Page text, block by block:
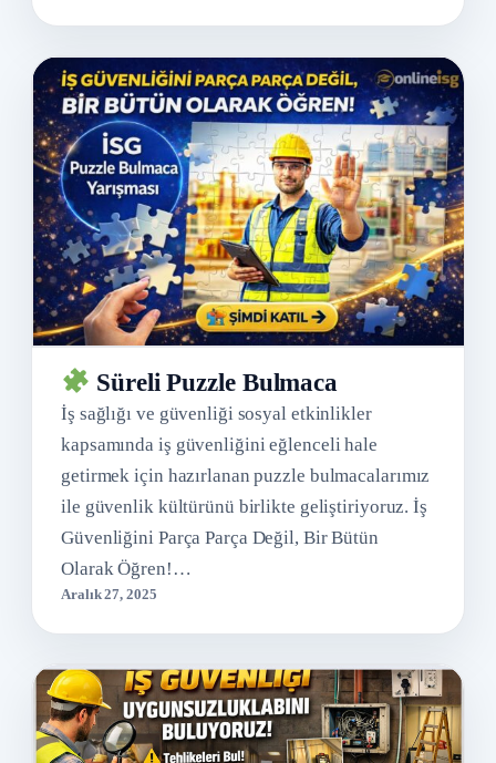
Süreli Puzzle Bulmaca
İş sağlığı ve güvenliği sosyal etkinlikler
kapsamında iş güvenliğini eğlenceli hale
getirmek için hazırlanan puzzle bulmacalarımız
ile güvenlik kültürünü birlikte geliştiriyoruz. İş
Güvenliğini Parça Parça Değil, Bir Bütün
Olarak Öğren!…
Aralık 27, 2025